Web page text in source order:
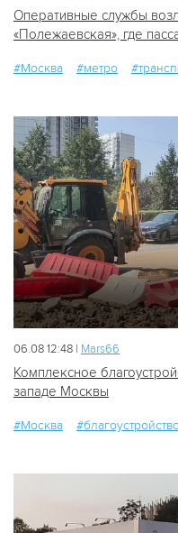
Оперативные службы
«Полежаевская», где
#Москва #метро
06.08 12:48 | Mars66
Комплексное
западе Москвы
#Москва